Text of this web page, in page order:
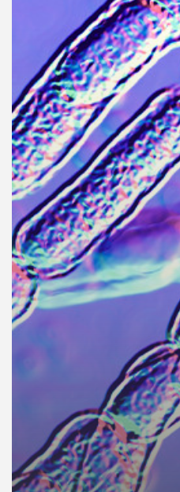
บทความ
ข่าว
และ
กิจกรรม
เกี่ยว
กับ
เรา
เอส